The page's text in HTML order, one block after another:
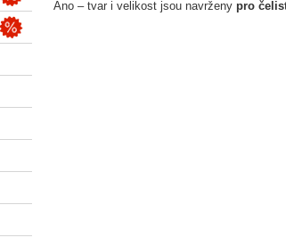
Ano – tvar i velikost jsou navrženy pro